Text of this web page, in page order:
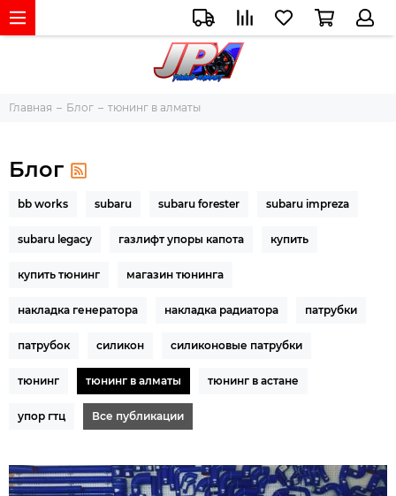
Главная Блог тюнинг в алматы
Блог
bb works subaru subaru forester subaru impreza
subaru legacy газлифт упоры капота купить
купить тюнинг магазин тюнинга
накладка генератора накладка радиатора патрубки
патрубок силикон силиконовые патрубки
тюнинг тюнинг в алматы тюнинг в астане
упор гтц Все публикации